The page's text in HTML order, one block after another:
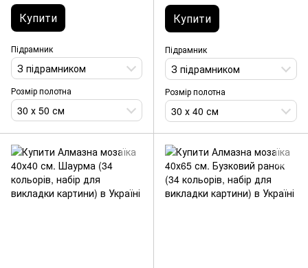
Купити
Підрамник
З підрамником
Розмір полотна
30 х 50 см
Купити
Підрамник
З підрамником
Розмір полотна
30 х 40 см